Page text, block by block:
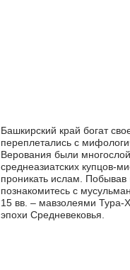
Башкирский край богат
переплетались с
Верования были
среднеазиатских купцов-
проникать ислам.
познакомитесь с
15 вв. – мавзолеями
эпохи Средневековья.